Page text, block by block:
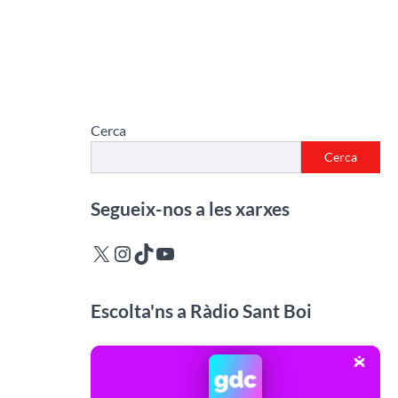
Cerca
Cerca
Segueix-nos a les xarxes
X Instagram
TikTokYouTube
Escolta'ns a Ràdio Sant Boi